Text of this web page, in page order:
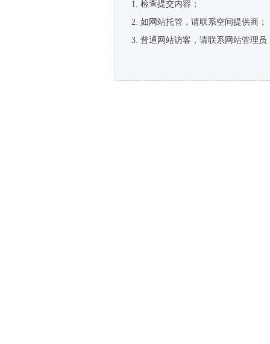
检查提交内容；
如网站托管，请联系空间提供商；
普通网站访客，请联系网站管理员